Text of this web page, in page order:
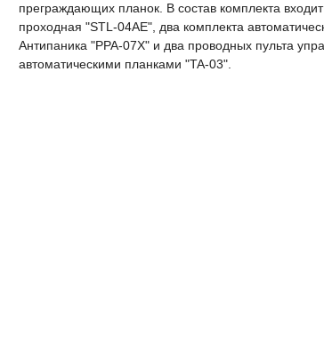
преграждающих планок. В состав комплекта
проходная "STL-04AE", два комплекта
Антипаника "PPA-07X" и два проводных пульта
автоматическими планками "TA-03".